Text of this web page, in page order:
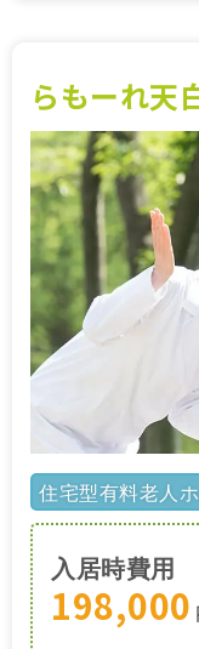
らもーれ天
住宅型有料老人
入居時費用
198,000